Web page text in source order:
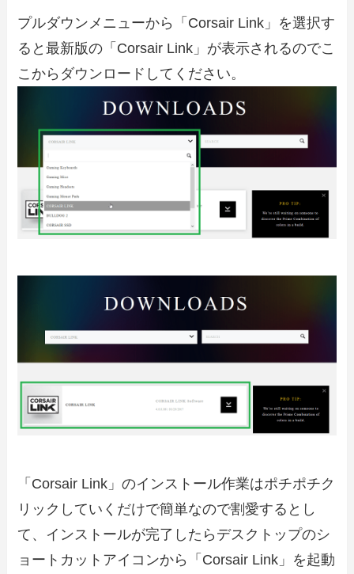
プルダウンメニューから「Corsair Link」を選択す
ると最新版の「Corsair Link」が表示されるのでこ
こからダウンロードしてください。
「Corsair Link」のインストール作業はポチポチク
リックしていくだけで簡単なので割愛するとし
て、インストールが完了したらデスクトップのシ
ョートカットアイコンから「Corsair Link」を起動